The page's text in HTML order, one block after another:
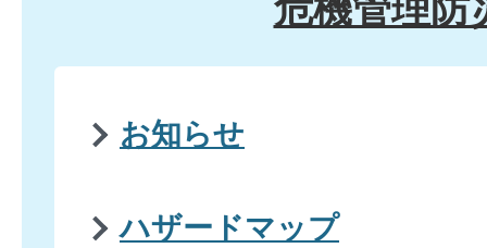
危機管理防
お知らせ
ハザードマップ